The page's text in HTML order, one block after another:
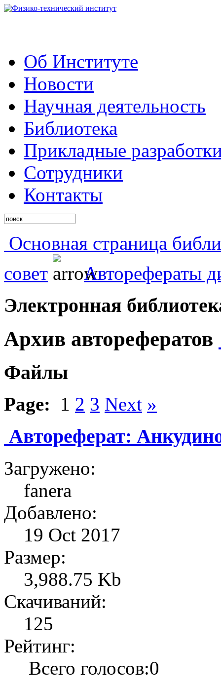
Об Институте
Новости
Научная деятельность
Библиотека
Прикладные
Сотрудники
Контакты
Основная страница
совет
Авторефераты
Электронная
Архив авторефератов
Файлы
Page: 1 2 3 Next »
Автореферат:
Загружено:
fanera
Добавлено:
19 Oct 2017
Размер:
3,988.75 Kb
Скачиваний:
125
Рейтинг:
Всего голосов:0